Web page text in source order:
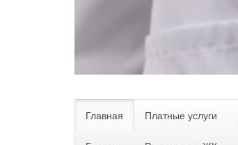
Главная Платные услуги